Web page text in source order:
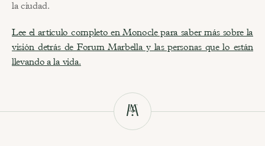
la ciudad.
Lee el artículo completo en Monocle para saber más sobre la
visión detrás de Forum Marbella y las personas que lo están
llevando a la vida.